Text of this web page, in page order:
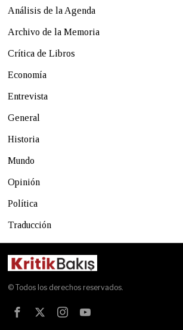
Análisis de la Agenda
Archivo de la Memoria
Crítica de Libros
Economía
Entrevista
General
Historia
Mundo
Opinión
Política
Traducción
© Todos los derechos reservados.